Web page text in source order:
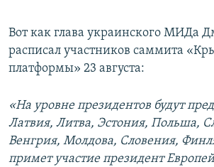
Вот как глава украинского МИДа
расписал участников саммита
платформы» 23 августа:
«На уровне президентов будут
Латвия, Литва, Эстония, Польша,
Венгрия, Молдова, Словения,
примет участие президент